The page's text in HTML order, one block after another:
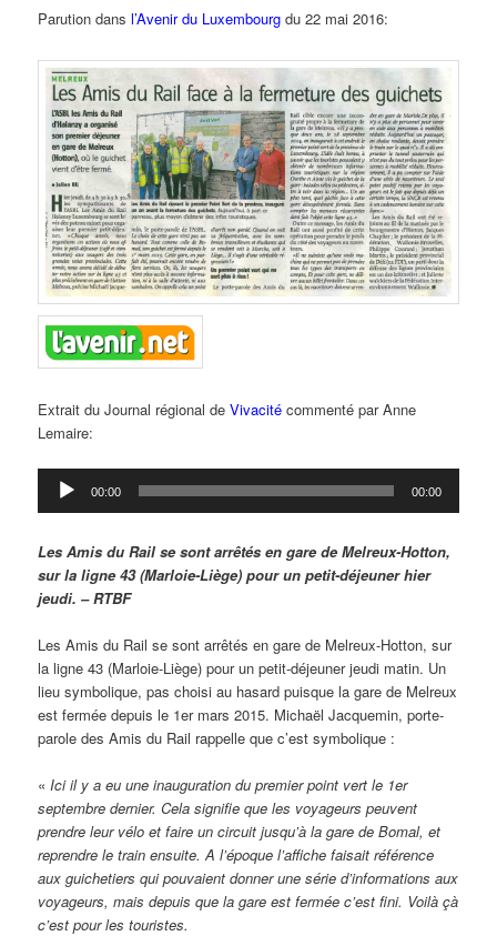
Parution dansl’Avenir du Luxembourg du 22 mai 2016:
Extrait du Journal régional deVivacité commenté par Anne
Lemaire:
Lecteur
audio
00:00 00:00
Les Amis du Rail se sont arrêtés en gare de Melreux-Hotton,
sur la ligne 43 (Marloie-Liège) pour un petit-déjeuner hier
jeudi. – RTBF
Les Amis du Rail se sont arrêtés en gare de Melreux-Hotton, sur
la ligne 43 (Marloie-Liège) pour un petit-déjeuner jeudi matin. Un
lieu symbolique, pas choisi au hasard puisque la gare de Melreux
est fermée depuis le 1er mars 2015. Michaël Jacquemin, porte-
parole des Amis du Rail rappelle que c’est symbolique :
«Ici il y a eu une inauguration du premier point vert le 1er
septembre dernier. Cela signifie que les voyageurs peuvent
prendre leur vélo et faire un circuit jusqu’à la gare de Bomal, et
reprendre le train ensuite. A l’époque l’affiche faisait référence
aux guichetiers qui pouvaient donner une série d’informations aux
voyageurs, mais depuis que la gare est fermée c’est fini. Voilà çà
c’est pour les touristes.